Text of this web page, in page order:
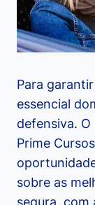
Para
essencial
defensiva. O
Prime
sobre as
segura,